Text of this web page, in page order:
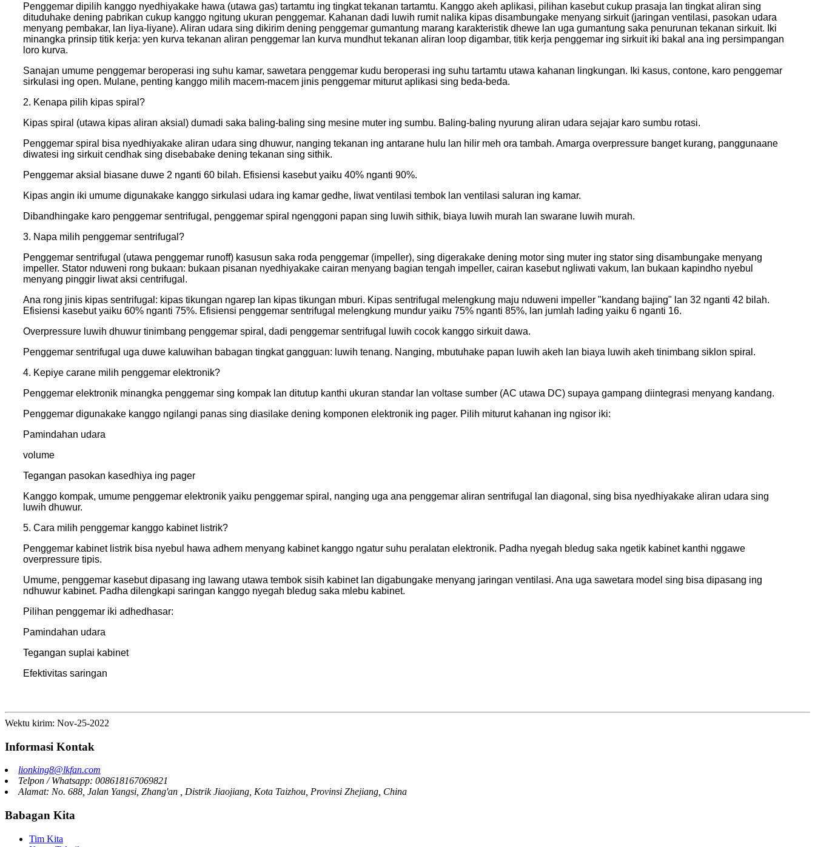
Penggemar dipilih kanggo nyedhiyakake hawa (utawa gas) tartamtu ing tingkat tekanan tartamtu. Kanggo akeh aplikasi, pilihan kasebut cukup prasaja lan tingkat aliran sing
dituduhake dening pabrikan cukup kanggo ngitung ukuran penggemar. Kahanan dadi luwih rumit nalika kipas disambungake menyang sirkuit (jaringan ventilasi, pasokan udara
menyang pembakar, lan liya-liyane). Aliran udara sing dikirim dening penggemar gumantung marang karakteristik dhewe lan uga gumantung saka penurunan tekanan sirkuit. Iki
minangka prinsip titik kerja: yen kurva tekanan aliran penggemar lan kurva mundhut tekanan aliran loop digambar, titik kerja penggemar ing sirkuit iki bakal ana ing persimpangan
loro kurva.
Sanajan umume penggemar beroperasi ing suhu kamar, sawetara penggemar kudu beroperasi ing suhu tartamtu utawa kahanan lingkungan. Iki kasus, contone, karo penggemar
sirkulasi ing open. Mulane, penting kanggo milih macem-macem jinis penggemar miturut aplikasi sing beda-beda.
2. Kenapa pilih kipas spiral?
Kipas spiral (utawa kipas aliran aksial) dumadi saka baling-baling sing mesine muter ing sumbu. Baling-baling nyurung aliran udara sejajar karo sumbu rotasi.
Penggemar spiral bisa nyedhiyakake aliran udara sing dhuwur, nanging tekanan ing antarane hulu lan hilir meh ora tambah. Amarga overpressure banget kurang, panggunaane
diwatesi ing sirkuit cendhak sing disebabake dening tekanan sing sithik.
Penggemar aksial biasane duwe 2 nganti 60 bilah. Efisiensi kasebut yaiku 40% nganti 90%.
Kipas angin iki umume digunakake kanggo sirkulasi udara ing kamar gedhe, liwat ventilasi tembok lan ventilasi saluran ing kamar.
Dibandhingake karo penggemar sentrifugal, penggemar spiral ngenggoni papan sing luwih sithik, biaya luwih murah lan swarane luwih murah.
3. Napa milih penggemar sentrifugal?
Penggemar sentrifugal (utawa penggemar runoff) kasusun saka roda penggemar (impeller), sing digerakake dening motor sing muter ing stator sing disambungake menyang
impeller. Stator nduweni rong bukaan: bukaan pisanan nyedhiyakake cairan menyang bagian tengah impeller, cairan kasebut ngliwati vakum, lan bukaan kapindho nyebul
menyang pinggir liwat aksi centrifugal.
Ana rong jinis kipas sentrifugal: kipas tikungan ngarep lan kipas tikungan mburi. Kipas sentrifugal melengkung maju nduweni impeller "kandang bajing" lan 32 nganti 42 bilah.
Efisiensi kasebut yaiku 60% nganti 75%. Efisiensi penggemar sentrifugal melengkung mundur yaiku 75% nganti 85%, lan jumlah lading yaiku 6 nganti 16.
Overpressure luwih dhuwur tinimbang penggemar spiral, dadi penggemar sentrifugal luwih cocok kanggo sirkuit dawa.
Penggemar sentrifugal uga duwe kaluwihan babagan tingkat gangguan: luwih tenang. Nanging, mbutuhake papan luwih akeh lan biaya luwih akeh tinimbang siklon spiral.
4. Kepiye carane milih penggemar elektronik?
Penggemar elektronik minangka penggemar sing kompak lan ditutup kanthi ukuran standar lan voltase sumber (AC utawa DC) supaya gampang diintegrasi menyang kandang.
Penggemar digunakake kanggo ngilangi panas sing diasilake dening komponen elektronik ing pager. Pilih miturut kahanan ing ngisor iki:
Pamindahan udara
volume
Tegangan pasokan kasedhiya ing pager
Kanggo kompak, umume penggemar elektronik yaiku penggemar spiral, nanging uga ana penggemar aliran sentrifugal lan diagonal, sing bisa nyedhiyakake aliran udara sing
luwih dhuwur.
5. Cara milih penggemar kanggo kabinet listrik?
Penggemar kabinet listrik bisa nyebul hawa adhem menyang kabinet kanggo ngatur suhu peralatan elektronik. Padha nyegah bledug saka ngetik kabinet kanthi nggawe
overpressure tipis.
Umume, penggemar kasebut dipasang ing lawang utawa tembok sisih kabinet lan digabungake menyang jaringan ventilasi. Ana uga sawetara model sing bisa dipasang ing
ndhuwur kabinet. Padha dilengkapi saringan kanggo nyegah bledug saka mlebu kabinet.
Pilihan penggemar iki adhedhasar:
Pamindahan udara
Tegangan suplai kabinet
Efektivitas saringan
Wektu kirim: Nov-25-2022
Informasi Kontak
lionking8@lkfan.com
Telpon / Whatsapp: 008618167069821
Alamat: No. 688, Jalan Yangsi, Zhang'an , Distrik Jiaojiang, Kota Taizhou, Provinsi Zhejiang, China
Babagan Kita
Tim Kita